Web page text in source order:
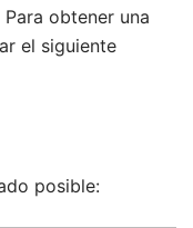
obtener una
el siguiente
posible: